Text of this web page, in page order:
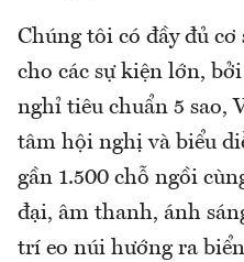
Chúng tôi có đầy đủ cơ
cho các sự kiện lớn,
nghỉ tiêu chuẩn 5 sao,
tâm hội nghị và biểu
gần 1.500 chỗ ngồi
đại, âm thanh, ánh
trí eo núi hướng ra